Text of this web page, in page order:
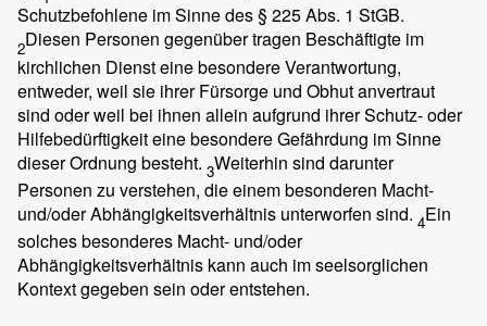
Schutzbefohlene im Sinne des § 225 Abs. 1 StGB.
2Diesen Personen gegenüber tragen Beschäftigte im
kirchlichen Dienst eine besondere Verantwortung,
entweder, weil sie ihrer Fürsorge und Obhut anvertraut
sind oder weil bei ihnen allein aufgrund ihrer Schutz- oder
Hilfebedürftigkeit eine besondere Gefährdung im Sinne
dieser Ordnung besteht. 3Weiterhin sind darunter
Personen zu verstehen, die einem besonderen Macht-
und/oder Abhängigkeitsverhältnis unterworfen sind. 4Ein
solches besonderes Macht- und/oder
Abhängigkeitsverhältnis kann auch im seelsorglichen
Kontext gegeben sein oder entstehen.